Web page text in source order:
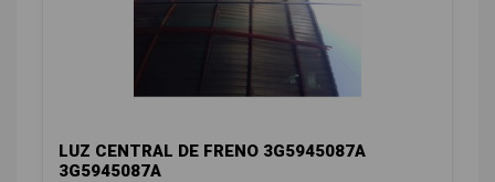
LUZ CENTRAL DE FRENO 3G5945087A
3G5945087A